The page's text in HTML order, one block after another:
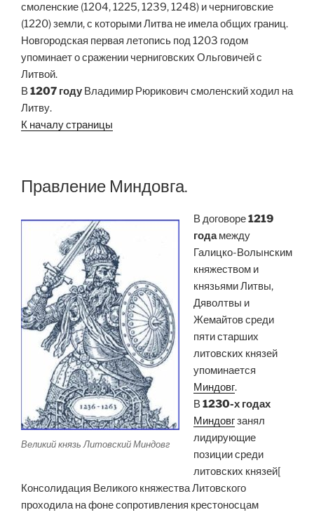
смоленские (1204, 1225, 1239, 1248) и черниговские
(1220) земли, с которыми Литва не имела общих границ.
Новгородская первая летопись под 1203 годом
упоминает о сражении черниговских Ольговичей с
Литвой.
В1207 году Владимир Рюрикович смоленский ходил на
Литву.
К началу страницы
Правление Миндовга.
Великий князь Литовский Миндовг
В договоре1219
годамежду
Галицко-Волынским
княжеством и
князьями Литвы,
Дяволтвы и
Жемайтов среди
пяти старших
литовских князей
упоминается
Миндовг.
В1230-х годах
Миндовгзанял
лидирующие
позиции среди
литовских князей[
Консолидация Великого княжества Литовского
проходила на фоне сопротивления крестоносцам